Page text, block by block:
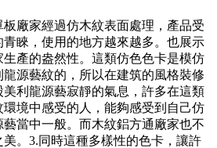
經過仿木紋表面處理，產品受
睞，使用的地方越來越多。也展示
生產的盎然性。這類仿色色卡是模仿
源藝紋的，所以在建筑的風格裝修
美利龍源藝寂靜的氣息，許多在這類
境中感受的人，能夠感受到自己仿
當中一般。而木紋鋁方通廠家也不
。3.同時這種多樣性的色卡，讓許